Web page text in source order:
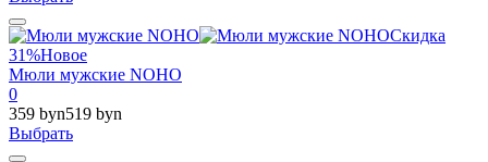
Скидка
31%Новое
Мюли мужские NOHO
0
359 byn519 byn
Выбрать